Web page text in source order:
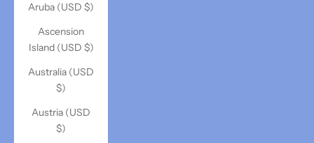
Aruba (USD $)
Ascension
Island (USD $)
Australia (USD
$)
Austria (USD
$)